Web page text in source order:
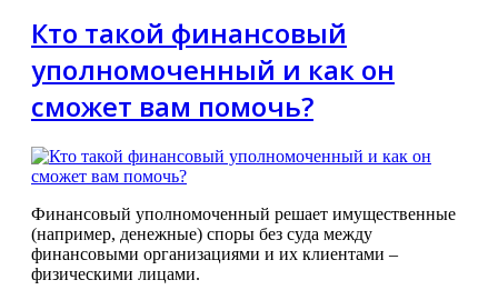
Кто такой финансовый
уполномоченный и как он
сможет вам помочь?
Финансовый уполномоченный решает имущественные
(например, денежные) споры без суда между
финансовыми организациями и их клиентами –
физическими лицами.